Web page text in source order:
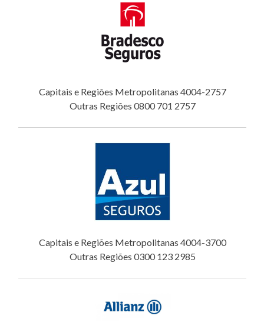
Capitais e Regiões Metropolitanas 4004-2757
Outras Regiões 0800 701 2757
Capitais e Regiões Metropolitanas 4004-3700
Outras Regiões 0300 123 2985